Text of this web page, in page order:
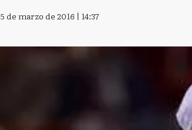
5 de marzo de 2016 | 14:37